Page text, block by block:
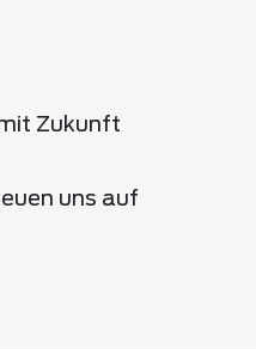
Zukunft
uns auf